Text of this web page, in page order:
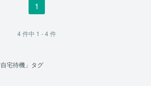
1
4件中 1 - 4件
自宅待機」タグ